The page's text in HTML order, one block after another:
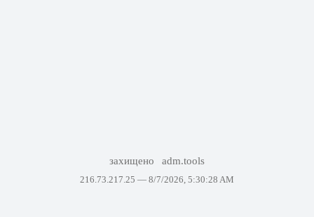
захищено adm.tools
216.73.217.25 — 8/7/2026, 5:30:28 AM